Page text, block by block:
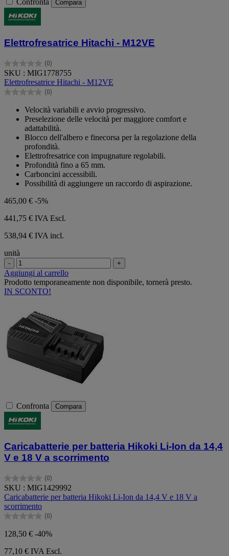
Confronta Compara
Elettrofresatrice Hitachi - M12VE
(0)
0.0
su
5
stelle.
SKU : MIG1778755
Elettrofresatrice Hitachi - M12VE
(0)
0.0
stelle.
Velocità variabili e avvio progressivo.
Preselezione delle velocità per maggiore comfort e
adattabilità.
Blocco dell'albero e finecorsa per la regolazione della
profondità.
Elettrofresatrice con impugnature regolabili.
Profondità fino a 65 mm.
Carboncini accessibili.
Possibilità di aggiungere un raccordo di aspirazione.
465,00 € -5%
441,75 € IVA Escl.
538,94 € IVA incl.
unità
- +
Aggiungi al carrello
Prodotto temporaneamente non disponibile, tornerà presto.
IN SCONTO!
Confronta Compara
Caricabatterie per batteria Hikoki Li-Ion da 14,4
V e 18 V a scorrimento
(0)
0.0
su
5
stelle.
SKU : MIG1429992
Caricabatterie per batteria Hikoki Li-Ion da 14,4 V e 18 V a
scorrimento
(0)
0.0
su
5
stelle.
128,50 € -40%
77,10 € IVA Escl.